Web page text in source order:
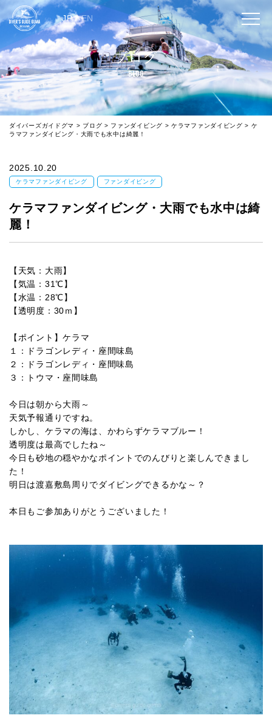
JP/EN
ブログ
BLOG
ダイバーズガイドグマ > ブログ > ファンダイビング >ケラマファンダイビング > ケ
ラマファンダイビング・大雨でも水中は綺麗！
2025.10.20
ケラマファンダイビング ファンダイビング
ケラマファンダイビング・大雨でも水中は綺
麗！
【天気：大雨】
【気温：31℃】
【水温：28℃】
【透明度：30ｍ】
【ポイント】ケラマ
１：ドラゴンレディ・座間味島
２：ドラゴンレディ・座間味島
３：トウマ・座間味島
今日は朝から大雨～
天気予報通りですね。
しかし、ケラマの海は、かわらずケラマブルー！
透明度は最高でしたね～
今日も砂地の穏やかなポイントでのんびりと楽しんできまし
た！
明日は渡嘉敷島周りでダイビングできるかな～？
本日もご参加ありがとうございました！